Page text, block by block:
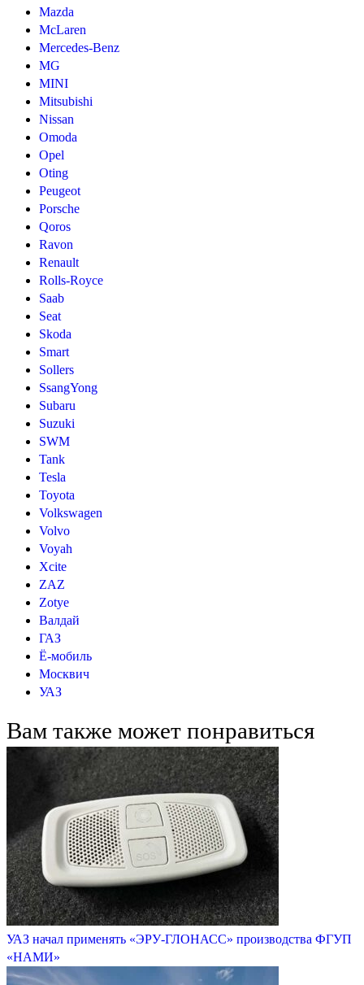
Mazda
McLaren
Mercedes-Benz
MG
MINI
Mitsubishi
Nissan
Omoda
Opel
Oting
Peugeot
Porsche
Qoros
Ravon
Renault
Rolls-Royce
Saab
Seat
Skoda
Smart
Sollers
SsangYong
Subaru
Suzuki
SWM
Tank
Tesla
Toyota
Volkswagen
Volvo
Voyah
Xcite
ZAZ
Zotye
Валдай
ГАЗ
Ё-мобиль
Москвич
УАЗ
Вам также может понравиться
УАЗ начал применять «ЭРУ-ГЛОНАСС» производства ФГУП
«НАМИ»